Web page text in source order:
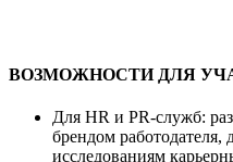
ВОЗМОЖНОСТИ ДЛЯ
Для HR и PR-служб:
брендом работодателя,
исследованиям